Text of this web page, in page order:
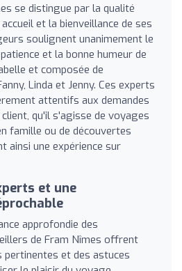
se distingue par la qualité
et la bienveillance de ses
soulignent unanimement le
et la bonne humeur de
et composée de
Linda et Jenny. Ces experts
attentifs aux demandes
qu'il s'agisse de voyages
famille ou de découvertes
ainsi une expérience sur
et une
approfondie des
de Fram Nîmes offrent
pertinentes et des astuces